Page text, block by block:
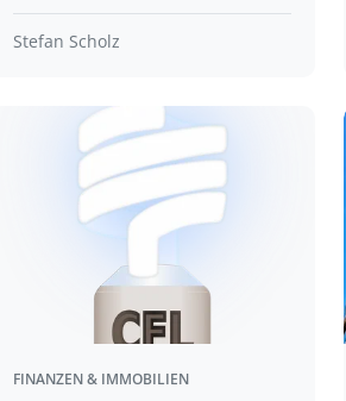
Stefan Scholz
FINANZEN & IMMOBILIEN